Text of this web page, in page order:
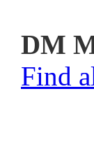
DM
Find